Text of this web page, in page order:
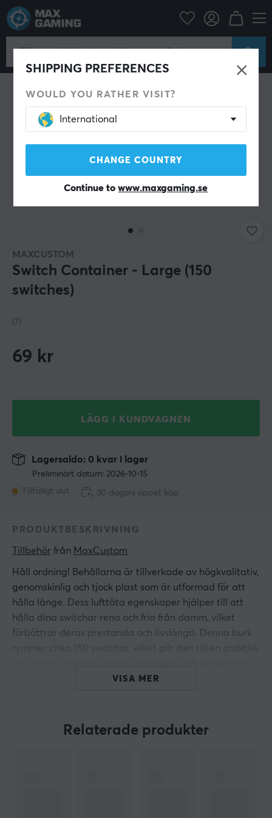
SHIPPING PREFERENCES
WOULD YOU RATHER VISIT?
International
CHANGE COUNTRY
Continue towww.maxgaming.se
Tangentbord & Tillbehör Custom keyboard Tillbehör
MAXCUSTOM
Switch Container - Large (150
switches)
(7)
69 kr
LÄGG I KUNDVAGNEN
Preliminärt datum: 2026-10-15
Tillfälligt slut
Lagersaldo: 0 kvar i lager
30 dagars öppet köp
PRODUKTBESKRIVNING
Tillbehör från MaxCustom
Håll ordning! Behållarna är tillverkade av högkvalitativ,
genomskinlig och tjock plast som är utformad för att
hålla länge. Dess lufttäta egenskaper hjälper till att
hålla dina switchar rena och fria från damm, vilket
förbättrar deras prestanda och livslängd. Denna burk
VISA MER
Relaterade produkter